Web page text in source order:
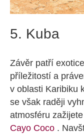
5. Kuba
Závěr patří
příležitostí a
v oblasti Karibiku
se však raději
atmosféru
Cayo Coco .